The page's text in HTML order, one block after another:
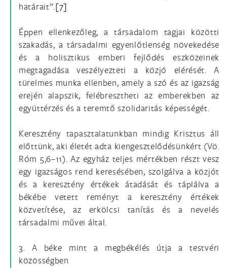
határait”.[7]
Éppen ellenkezőleg, a társadalom tagjai közötti
szakadás, a társadalmi egyenlőtlenség növekedése
és a holisztikus emberi fejlődés eszközeinek
megtagadása veszélyezteti a közjó elérését. A
türelmes munka ellenben, amely a szó és az igazság
erején alapszik, felébresztheti az emberekben az
együttérzés és a teremtő szolidaritás képességét.
Keresztény tapasztalatunkban mindig Krisztus áll
előttünk, aki életét adta kiengesztelődésünkért (Vö.
Róm 5,6–11). Az egyház teljes mértékben részt vesz
egy igazságos rend keresésében, szolgálva a közjót
és a keresztény értékek átadását és táplálva a
békébe vetett reményt a keresztény értékek
közvetítése, az erkölcsi tanítás és a nevelés
társadalmi művei által.
3. A béke mint a megbékélés útja a testvéri
közösségben